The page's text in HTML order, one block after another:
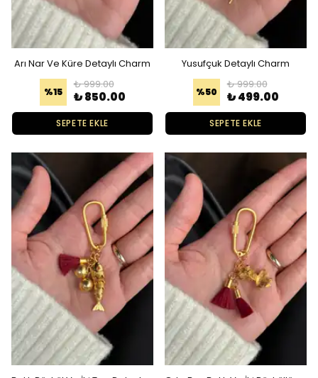
Arı Nar Ve Küre Detaylı Charm
%15
₺ 999.00
₺ 850.00
SEPETE EKLE
Yusufçuk Detaylı Charm
%50
₺ 999.00
₺ 499.00
SEPETE EKLE